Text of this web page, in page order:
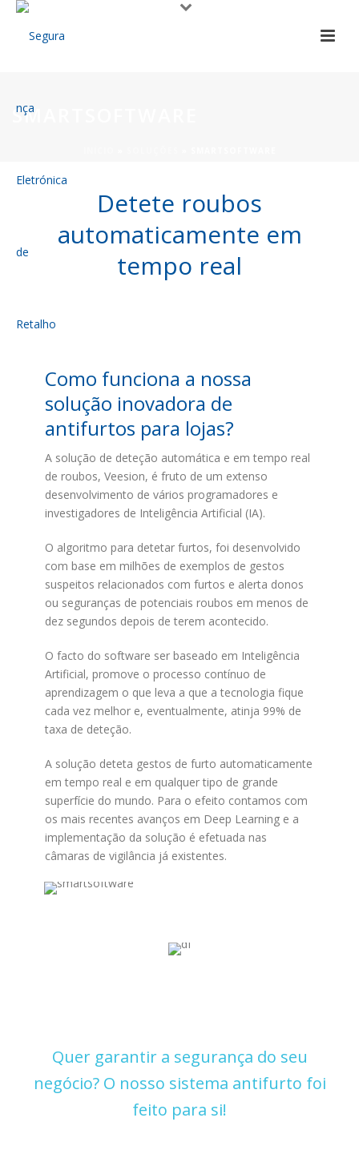
SMARTSOFTWARE
Detete roubos
automaticamente em
tempo real
Como funciona a nossa
solução inovadora de
antifurtos para lojas?
A solução de deteção automática e em tempo real
de roubos, Veesion, é fruto de um extenso
desenvolvimento de vários programadores e
investigadores de Inteligência Artificial (IA).
O algoritmo para detetar furtos, foi desenvolvido
com base em milhões de exemplos de gestos
suspeitos relacionados com furtos e alerta donos
ou seguranças de potenciais roubos em menos de
dez segundos depois de terem acontecido.
O facto do software ser baseado em Inteligência
Artificial, promove o processo contínuo de
aprendizagem o que leva a que a tecnologia fique
cada vez melhor e, eventualmente, atinja 99% de
taxa de deteção.
A solução deteta gestos de furto automaticamente
em tempo real e em qualquer tipo de grande
superfície do mundo. Para o efeito contamos com
os mais recentes avanços em Deep Learning e a
implementação da solução é efetuada nas
câmaras de vigilância já existentes.
Quer garantir a segurança do seu
negócio? O nosso sistema antifurto foi
feito para si!